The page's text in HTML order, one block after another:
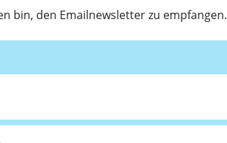
bin, den Emailnewsletter zu empfangen.